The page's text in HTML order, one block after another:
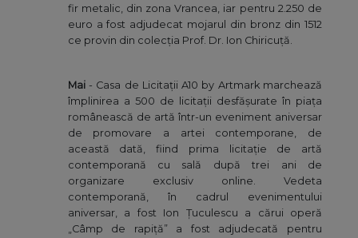
fir metalic, din zona Vrancea, iar pentru 2.250 de
euro a fost adjudecat mojarul din bronz din 1512
ce provin din colecția Prof. Dr. Ion Chiricuță.
Mai- Casa de Licitații A10 by Artmark marchează
împlinirea a 500 de licitații desfășurate în piața
românească de artă într-un eveniment aniversar
de promovare a artei contemporane, de
această dată, fiind prima licitație de artă
contemporană cu sală după trei ani de
organizare exclusiv online. Vedeta
contemporană, în cadrul evenimentului
aniversar, a fost Ion Țuculescu a cărui operă
„Câmp de rapiță” a fost adjudecată pentru